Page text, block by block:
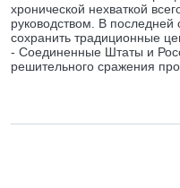
хронической нехваткой
руководством. В последней
сохранить традиционные
- Соединенные Штаты и
решительного сражения